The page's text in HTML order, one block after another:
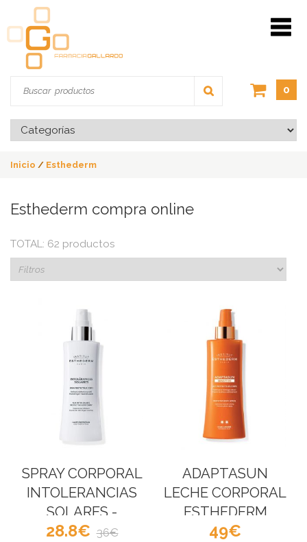
0
Inicio / Esthederm
Esthederm compra online
TOTAL: 62 productos
SPRAY CORPORAL
INTOLERANCIAS
SOLARES -
Esthederm
28.8 36
ADAPTASUN
LECHE CORPORAL
ESTHEDERM
49